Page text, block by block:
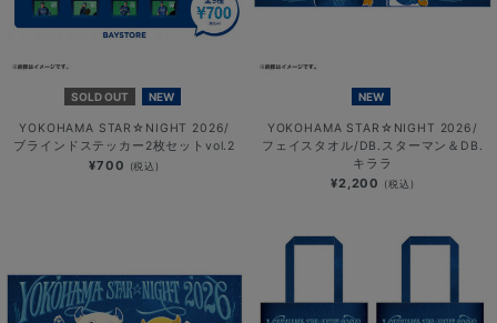
SOLD OUT NEW
YOKOHAMA STAR☆NIGHT 2026/
ブラインドステッカー2枚セットvol.2
¥700 (税込)
NEW
YOKOHAMA STAR☆NIGHT 2026/
フェイスタオル/DB.スターマン＆DB.
キララ
¥2,200 (税込)